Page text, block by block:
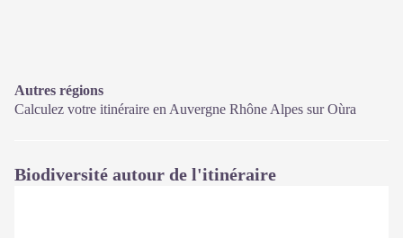
Autres régions
Calculez votre itinéraire en Auvergne Rhône Alpes surOùra
Biodiversité autour de l'itinéraire